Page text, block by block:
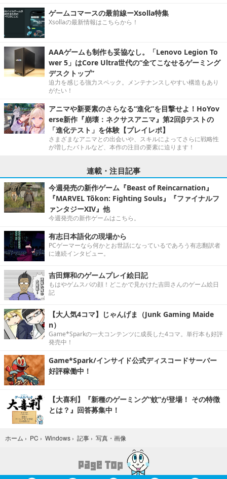
ゲームコマースの最前線ーXsolla特集
Xsollaの最新情報はこちらから！
AAAゲームも制作も妥協なし。「Lenovo Legion To
wer 5」はCore Ultra世代の“全てこなせるゲーミング
デスクトップ”
迫力を感じる強力スペック。メンテナンスしやすい構造もあり
がたい！
アニマや新要素のさらなる“進化”を目撃せよ！HoYov
erse新作『崩壊：ネクサスアニマ』第2回βテストの
「進化テスト」を体験【プレイレポ】
さまざまなアニマとの出会いや、スキルによってさらに戦略性
が増したバトルなど、本作の注目の要素に迫ります！
連載・注目記事
今週発売の新作ゲーム『Beast of Reincarnation』
『MARVEL Tōkon: Fighting Souls』『ファイナルフ
ァンタジーXIV』他
今週発売の新作ゲームはこちら。
有志日本語化の現場から
PCゲーマーなら何かとお世話になっているであろう有志翻訳者
に連続インタビュー。
吉田輝和のゲームプレイ絵日記
もはやゲムスパの顔！どこかで見かけた吉田さんのゲーム絵日
記
【大人気4コマ】じゃんげま（Junk Gaming Maide
n）
Game*Sparkの一大コンテンツに成長した4コマ。単行本も好評
発売中！
Game*Spark/インサイド公式ディスコードサーバー
好評稼働中！
【大喜利】『新種のゲーミング“蚊”が登場！ その特徴
とは？』回答募集中！
ホーム › PC › Windows › 記事 › 写真・画像